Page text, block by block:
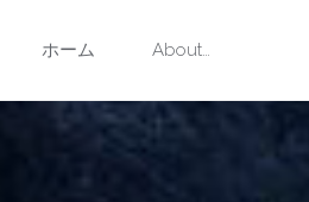
ホーム About…